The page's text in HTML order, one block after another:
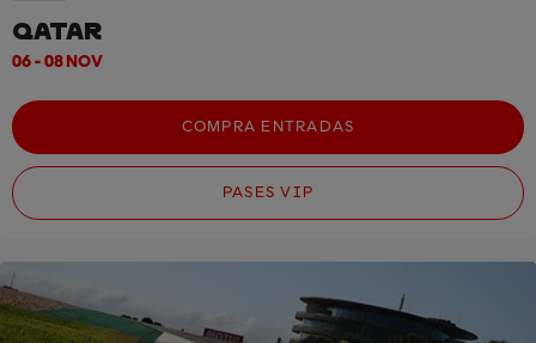
QATAR
06 - 08 NOV
COMPRA ENTRADAS
PASES VIP